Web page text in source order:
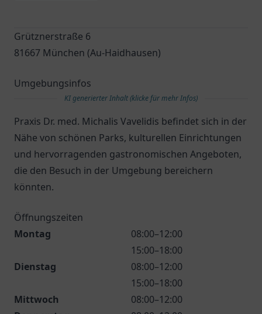
Grütznerstraße 6
81667 München (Au-Haidhausen)
Umgebungsinfos
KI generierter Inhalt (klicke für mehr Infos)
Praxis Dr. med. Michalis Vavelidis befindet sich in der
Nähe von schönen Parks, kulturellen Einrichtungen
und hervorragenden gastronomischen Angeboten,
die den Besuch in der Umgebung bereichern
könnten.
Öffnungszeiten
Montag
08:00–12:00
15:00–18:00
Dienstag
08:00–12:00
15:00–18:00
Mittwoch
08:00–12:00